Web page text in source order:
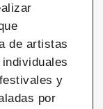
de artistas
y
por